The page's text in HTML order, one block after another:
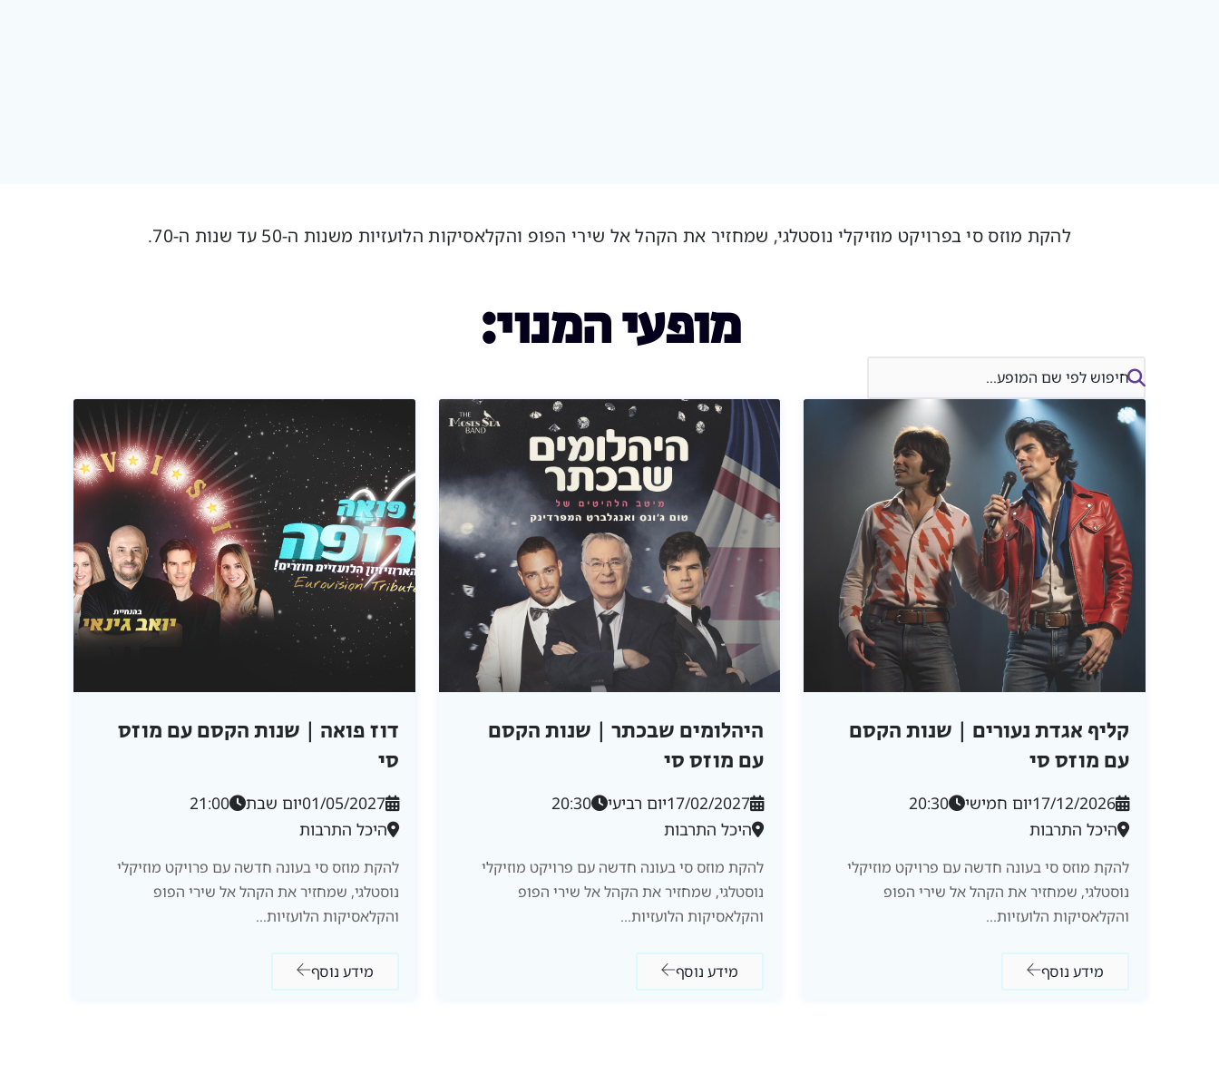
להקת מוזס סי בפרויקט מוזיקלי נוסטלגי, שמחזיר את הקהל אל שירי הפופ והקלאסיקות הלועזיות משנות ה-50 עד שנות ה-70.
מופעי המנוי:
קליף אגדת נעורים | שנות הקסם
עם מוזס סי
17/12/2026יום חמישי
20:30
היכל התרבות
להקת מוזס סי בעונה חדשה עם פרויקט מוזיקלי
נוסטלגי, שמחזיר את הקהל אל שירי הפופ
והקלאסיקות הלועזיות...
מידע נוסף
היהלומים שבכתר | שנות הקסם
עם מוזס סי
17/02/2027יום רביעי
20:30
היכל התרבות
להקת מוזס סי בעונה חדשה עם פרויקט מוזיקלי
נוסטלגי, שמחזיר את הקהל אל שירי הפופ
והקלאסיקות הלועזיות...
מידע נוסף
דוז פואה | שנות הקסם עם מוזס
סי
01/05/2027יום שבת
21:00
היכל התרבות
להקת מוזס סי בעונה חדשה עם פרויקט מוזיקלי
נוסטלגי, שמחזיר את הקהל אל שירי הפופ
והקלאסיקות הלועזיות...
מידע נוסף